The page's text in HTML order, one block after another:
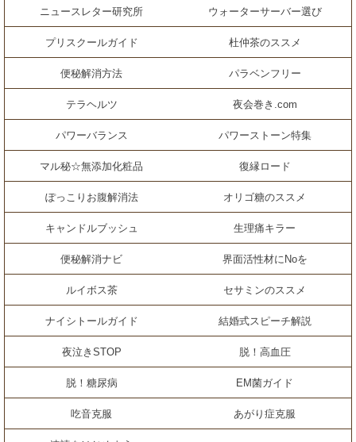
ニュースレター研究所 ウォーターサーバー選び
プリスクールガイド 杜仲茶のススメ
便秘解消方法 パラベンフリー
テラヘルツ 夜会巻き.com
パワーバランス パワーストーン特集
マル秘☆無添加化粧品 復縁ロード
ぽっこりお腹解消法 オリゴ糖のススメ
キャンドルブッシュ 生理痛キラー
便秘解消ナビ 界面活性材にNoを
ルイボス茶 セサミンのススメ
ナイシトールガイド 結婚式スピーチ解説
夜泣きSTOP 脱！高血圧
脱！糖尿病 EM菌ガイド
吃音克服 あがり症克服